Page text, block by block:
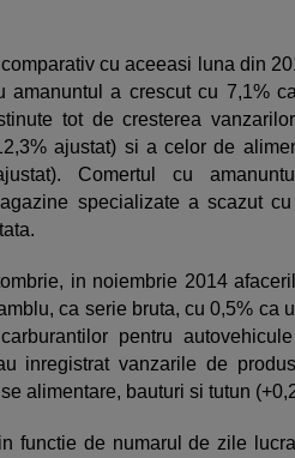
cu aceeasi luna din
amanuntul a crescut cu 7,1%
tot de cresterea
ajustat) si a celor de
Comertul cu
specializate a scazut
in noiembrie 2014
ca serie bruta, cu 0,5% ca
pentru
inregistrat vanzarile de
alimentare, bauturi si tutun
functie de numarul de zile